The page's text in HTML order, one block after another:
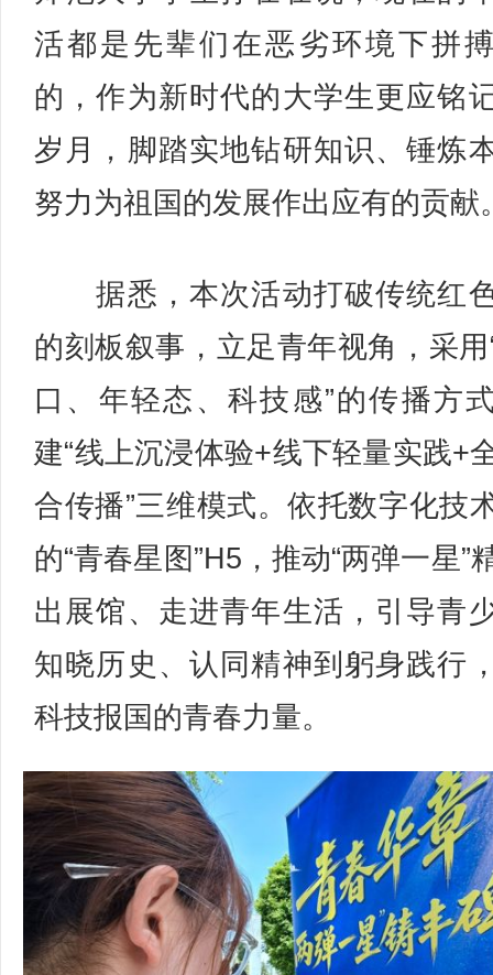
活都是先辈们在恶劣环境下拼
的，作为新时代的大学生更应铭
岁月，脚踏实地钻研知识、锤炼
努力为祖国的发展作出应有的贡献
据悉，本次活动打破传统红
的刻板叙事，立足青年视角，采用
口、年轻态、科技感”的传播方
建“线上沉浸体验+线下轻量实践+
合传播”三维模式。依托数字化技
的“青春星图”H5，推动“两弹一星”
出展馆、走进青年生活，引导青
知晓历史、认同精神到躬身践行
科技报国的青春力量。